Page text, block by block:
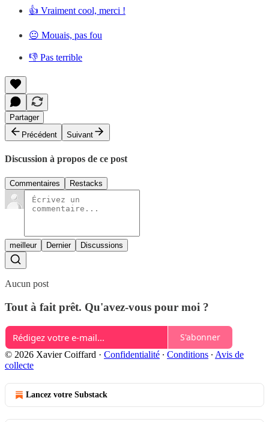
👍 Vraiment cool, merci !
😐 Mouais, pas fou
👎 Pas terrible
Partager
Précédent
Suivant
Discussion à propos de ce post
Commentaires Restacks
meilleur Dernier Discussions
Aucun post
Tout à fait prêt. Qu'avez-vous pour moi ?
S'abonner
© 2026 Xavier Coiffard · Confidentialité ∙ Conditions ∙ Avis de
collecte
Lancez votre Substack